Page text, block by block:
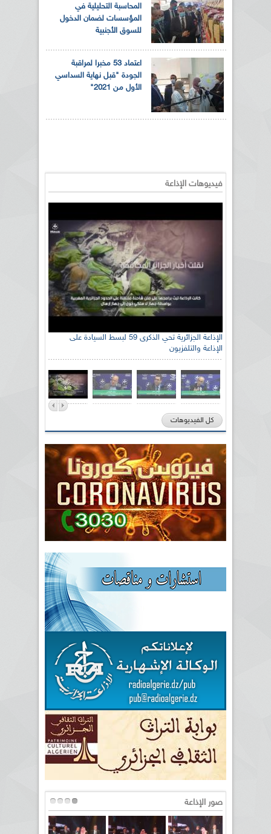
المحاسبة التحليلية في
المؤسسات لضمان الدخول
للسوق الأجنبية
اعتماد 53 مخبرا لمراقبة
الجودة "قبل نهاية السداسي
الأول من 2021"
فيديوهات الإذاعة
الإذاعة الجزائرية تحي الذكرى 59 لبسط السيادة على
الإذاعة والتلفزيون
كل الفيديوهات
صور الإذاعة